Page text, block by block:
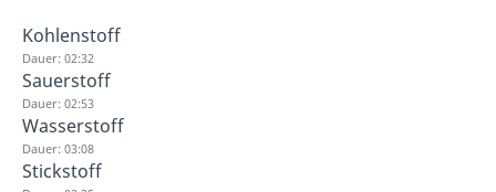
Kohlenstoff
Dauer: 02:32
Sauerstoff
Dauer: 02:53
Wasserstoff
Dauer: 03:08
Stickstoff